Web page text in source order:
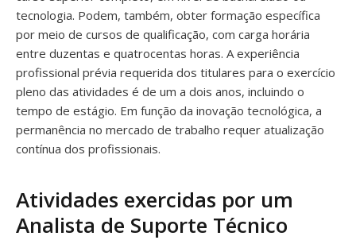
tecnologia. Podem, também, obter formação específica
por meio de cursos de qualificação, com carga horária
entre duzentas e quatrocentas horas. A experiência
profissional prévia requerida dos titulares para o exercício
pleno das atividades é de um a dois anos, incluindo o
tempo de estágio. Em função da inovação tecnológica, a
permanência no mercado de trabalho requer atualização
contínua dos profissionais.
Atividades exercidas por um
Analista de Suporte Técnico